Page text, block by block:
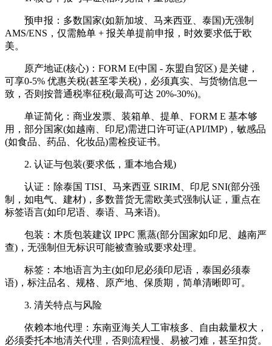
预申报：多数国家(如新加坡、马来西亚、泰国)无强制
AMS/ENS，仅需舱单 + 报关单提前申报，时效要求低于欧
美。
原产地证(核心)：FORM E(中国 - 东盟自贸区) 是关键，
可享0-5% 优惠关税(甚至零关税)，必须真实、与货物信息一
致，否则按普通税率征税(最高可达 20%-30%)。
单证简化：商业发票、装箱单、提单、FORM E 基本够
用，部分国家(如越南、印尼)需进口许可证(API/IMP)，敏感品
(如食品、药品、化妆品)需检疫证书。
2. 认证与包装(要求低，重本地合规)
认证：除泰国 TISI、马来西亚 SIRIM、印尼 SNI(部分强
制，如电气、建材)，多数普货无需欧美式强制认证，重点在
标签语言(如印尼语、泰语、马来语)。
包装：木质包装建议 IPPC 熏蒸(部分国家如印尼、越南严
查)，无强制但无标识可能被查验或要求处理。
标签：本地语言为主(如印尼必须印尼语，泰国必须泰
语)，标注品名、规格、原产地、保质期，简单清晰即可。
3. 清关特点与风险
依赖本地代理：东南亚海关人工审核多、自由裁量权大，
必须委托本地清关代理，否则流程慢、易被刁难，甚至扣货。